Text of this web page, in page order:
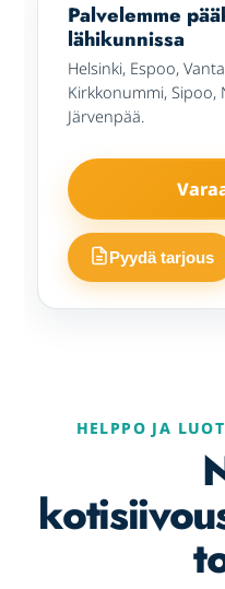
Palvelemme
lähikunnissa
Helsinki, Espoo,
Kirkkonummi, Sipoo,
Järvenpää.
HELPPO JA